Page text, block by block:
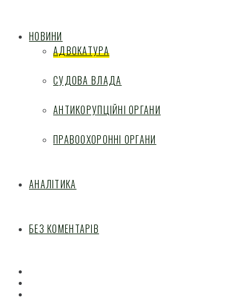
НОВИНИ
АДВОКАТУРА
СУДОВА ВЛАДА
АНТИКОРУПЦІЙНІ ОРГАНИ
ПРАВООХОРОННІ ОРГАНИ
АНАЛІТИКА
БЕЗ КОМЕНТАРІВ